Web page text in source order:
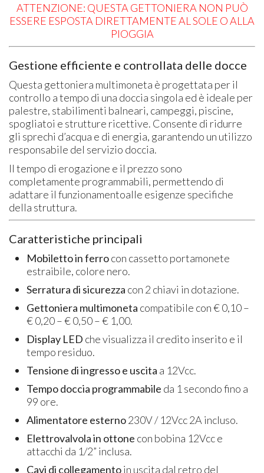
ATTENZIONE: QUESTA GETTONIERA NON PUÒ
ESSERE ESPOSTA DIRETTAMENTE AL SOLE O ALLA
PIOGGIA
Gestione efficiente e controllata delle docce
Questa gettoniera multimoneta è progettata per il
controllo a tempo di una doccia singola ed è ideale per
palestre, stabilimenti balneari, campeggi, piscine,
spogliatoi e strutture ricettive. Consente di ridurre
gli sprechi d’acqua e di energia, garantendo un utilizzo
responsabile del servizio doccia.
Il tempo di erogazione e il prezzo sono
completamente programmabili, permettendo di
adattare il funzionamentoalle esigenze specifiche
della struttura.
Caratteristiche principali
Mobiletto in ferrocon cassetto portamonete
estraibile, colore nero.
Serratura di sicurezza con 2 chiavi in dotazione.
Gettoniera multimoneta compatibile con € 0,10 –
€ 0,20 – € 0,50 – € 1,00.
Display LED che visualizza il credito inserito e il
tempo residuo.
Tensione di ingresso e uscita a 12Vcc.
Tempo doccia programmabile da 1 secondo fino a
99 ore.
Alimentatore esterno230V / 12Vcc 2A incluso.
Elettrovalvola in ottone con bobina 12Vcc e
attacchi da 1/2” inclusa.
Cavi di collegamentoin uscita dal retro del